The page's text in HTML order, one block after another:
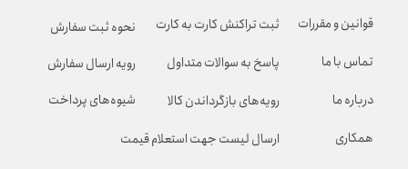
نحوه ثبت سفارش
رویه ارسال سفارش
شیوه‌های پرداخت
ثبت تراکنش کارت به کارت
پاسخ به سوالات متداول
رویه‌های بازگرداندن کالا
ارسال لیست جهت استعلام قیمت
قوانین و مقررات
تماس با ما
درباره ما
همکاری